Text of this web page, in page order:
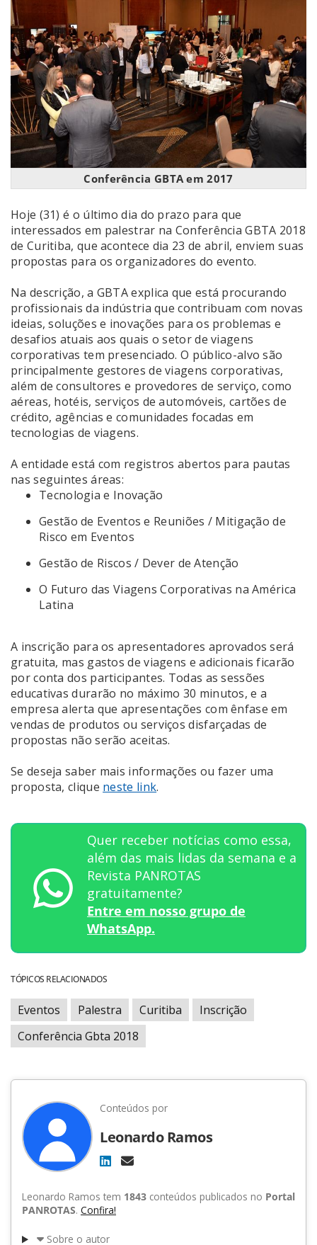
Conferência GBTA em 2017
Hoje (31) é o último dia do prazo para que
interessados em palestrar na Conferência GBTA 2018
de Curitiba, que acontece dia 23 de abril, enviem suas
propostas para os organizadores do evento.
Na descrição, a GBTA explica que está procurando
profissionais da indústria que contribuam com novas
ideias, soluções e inovações para os problemas e
desafios atuais aos quais o setor de viagens
corporativas tem presenciado. O público-alvo são
principalmente gestores de viagens corporativas,
além de consultores e provedores de serviço, como
aéreas, hotéis, serviços de automóveis, cartões de
crédito, agências e comunidades focadas em
tecnologias de viagens.
A entidade está com registros abertos para pautas
nas seguintes áreas:
Tecnologia e Inovação
Gestão de Eventos e Reuniões / Mitigação de
Risco em Eventos
Gestão de Riscos / Dever de Atenção
O Futuro das Viagens Corporativas na América
Latina
A inscrição para os apresentadores aprovados será
gratuita, mas gastos de viagens e adicionais ficarão
por conta dos participantes. Todas as sessões
educativas durarão no máximo 30 minutos, e a
empresa alerta que apresentações com ênfase em
vendas de produtos ou serviços disfarçadas de
propostas não serão aceitas.
Se deseja saber mais informações ou fazer uma
proposta, clique neste link.
Quer receber notícias como essa,
além das mais lidas da semana e a
Revista PANROTAS
gratuitamente?
Entre em nosso grupo de
WhatsApp.
TÓPICOS RELACIONADOS
Eventos Palestra Curitiba
Inscrição
Conferência Gbta 2018
Conteúdos por
Leonardo Ramos
Leonardo Ramos tem 1843 conteúdos publicados no Portal
PANROTAS. Confira!
Sobre o autor